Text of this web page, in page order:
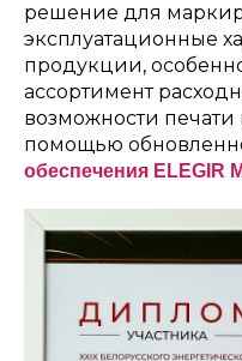
решение для
эксплуатационные
продукции,
ассортимент
возможности
помощью
обеспечения ELEGIR